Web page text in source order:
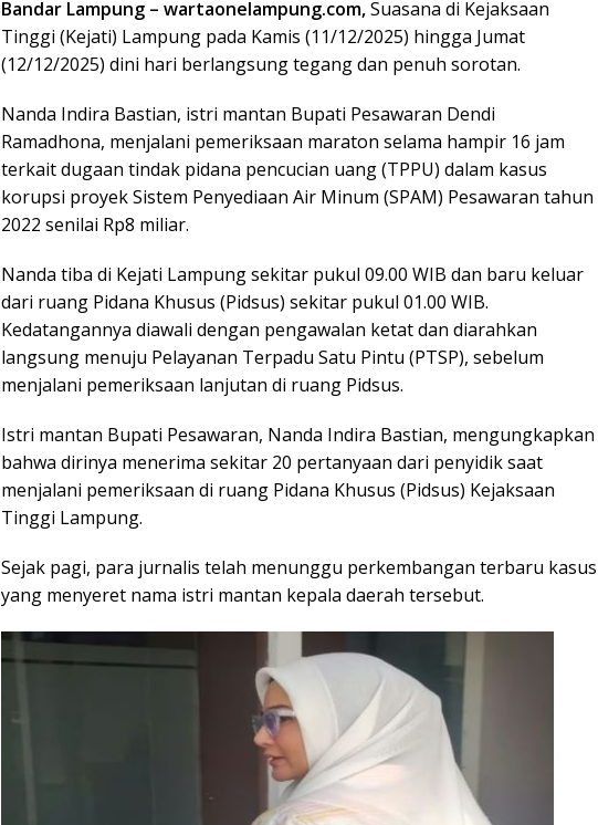
Bandar Lampung – wartaonelampung.com,Suasana di Kejaksaan
Tinggi (Kejati) Lampung pada Kamis (11/12/2025) hingga Jumat
(12/12/2025) dini hari berlangsung tegang dan penuh sorotan.
Nanda Indira Bastian, istri mantan Bupati Pesawaran Dendi
Ramadhona, menjalani pemeriksaan maraton selama hampir 16 jam
terkait dugaan tindak pidana pencucian uang (TPPU) dalam kasus
korupsi proyek Sistem Penyediaan Air Minum (SPAM) Pesawaran tahun
2022 senilai Rp8 miliar.
Nanda tiba di Kejati Lampung sekitar pukul 09.00 WIB dan baru keluar
dari ruang Pidana Khusus (Pidsus) sekitar pukul 01.00 WIB.
Kedatangannya diawali dengan pengawalan ketat dan diarahkan
langsung menuju Pelayanan Terpadu Satu Pintu (PTSP), sebelum
menjalani pemeriksaan lanjutan di ruang Pidsus.
Istri mantan Bupati Pesawaran, Nanda Indira Bastian, mengungkapkan
bahwa dirinya menerima sekitar 20 pertanyaan dari penyidik saat
menjalani pemeriksaan di ruang Pidana Khusus (Pidsus) Kejaksaan
Tinggi Lampung.
Sejak pagi, para jurnalis telah menunggu perkembangan terbaru kasus
yang menyeret nama istri mantan kepala daerah tersebut.